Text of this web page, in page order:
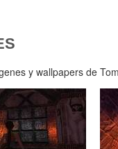
y wallpapers de